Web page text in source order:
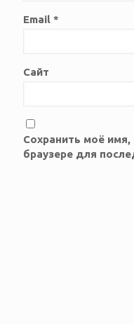
Email *
Сайт
Сохранить моё имя,
браузере для